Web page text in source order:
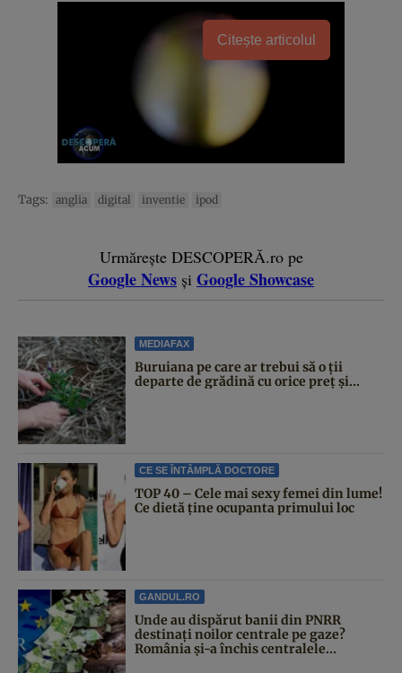
Citește articolul
Tags: anglia digital inventie ipod
Urmărește DESCOPERĂ.ro pe
Google News și Google Showcase
MEDIAFAX
Buruiana pe care ar trebui să o ții
departe de grădină cu orice preț și...
CE SE ÎNTÂMPLĂ DOCTORE
TOP 40 – Cele mai sexy femei din lume!
Ce dietă ține ocupanta primului loc
GANDUL.RO
Unde au dispărut banii din PNRR
destinați noilor centrale pe gaze?
România și-a închis centralele...